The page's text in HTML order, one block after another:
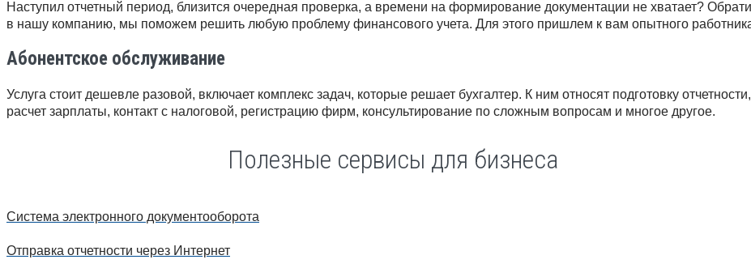
Наступил отчетный период, близится очередная проверка, а времени на формирование документации не хватает?
в нашу компанию, мы поможем решить любую проблему финансового учета. Для этого пришлем к вам опытного
Абонентское обслуживание
Услуга стоит дешевле разовой, включает комплекс задач, которые решает бухгалтер. К ним относят подготовку отчетности,
расчет зарплаты, контакт с налоговой, регистрацию фирм, консультирование по сложным вопросам и многое другое.
Полезные сервисы для бизнеса
Система электронного документооборота
Отправка отчетности через Интернет